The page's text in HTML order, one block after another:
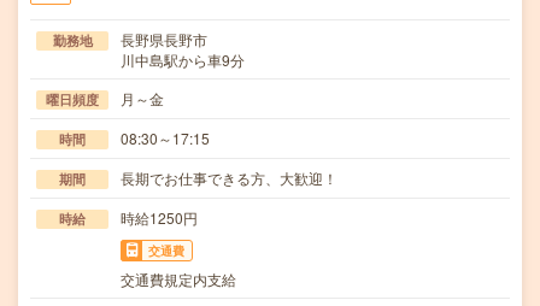
勤務地
長野県長野市
川中島駅から車9分
曜日頻度 月～金
時間 08:30～17:15
期間 長期でお仕事できる方、大歓迎！
時給 時給1250円
交通費
交通費規定内支給